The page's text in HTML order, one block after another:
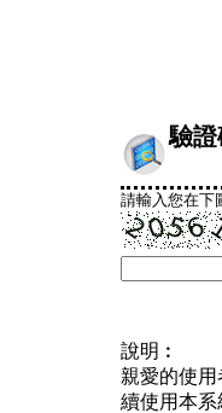
驗證
請輸入您在下
說明︰
親愛的使
續使用本系